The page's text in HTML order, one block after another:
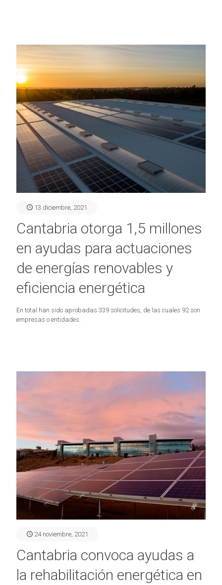
13 diciembre, 2021
Cantabria otorga 1,5 millones
en ayudas para actuaciones
de energías renovables y
eficiencia energética
En total han sido aprobadas 339 solicitudes, de las cuales 92 son
empresas o entidades.
24 noviembre, 2021
Cantabria convoca ayudas a
la rehabilitación energética en